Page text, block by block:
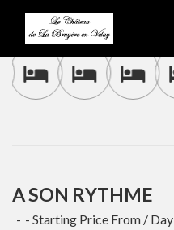
A SON RYTHME
Starting Price From / Day